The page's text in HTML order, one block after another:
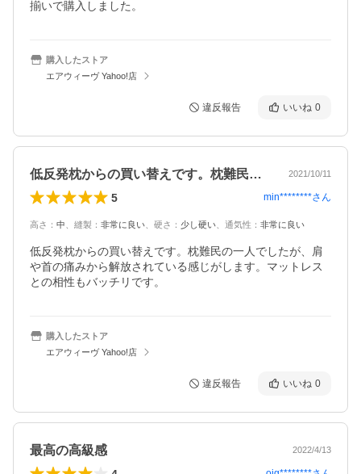
揃いで購入しました。
購入したストア
エアウィーヴ Yahoo!店
違反報告 いいね 0
低反発枕からの買い替えです。枕難民の一… 2021/10/11
5 min********さん
高さ ： 中 縫製 ： 非常に良い 硬さ ： 少し硬い 通気性 ： 非常に良い
低反発枕からの買い替えです。枕難民の一人でしたが、肩
や首の痛みから解放されている感じがします。マットレス
との相性もバッチリです。
購入したストア
エアウィーヴ Yahoo!店
違反報告 いいね 0
最高の高級感 2022/4/13